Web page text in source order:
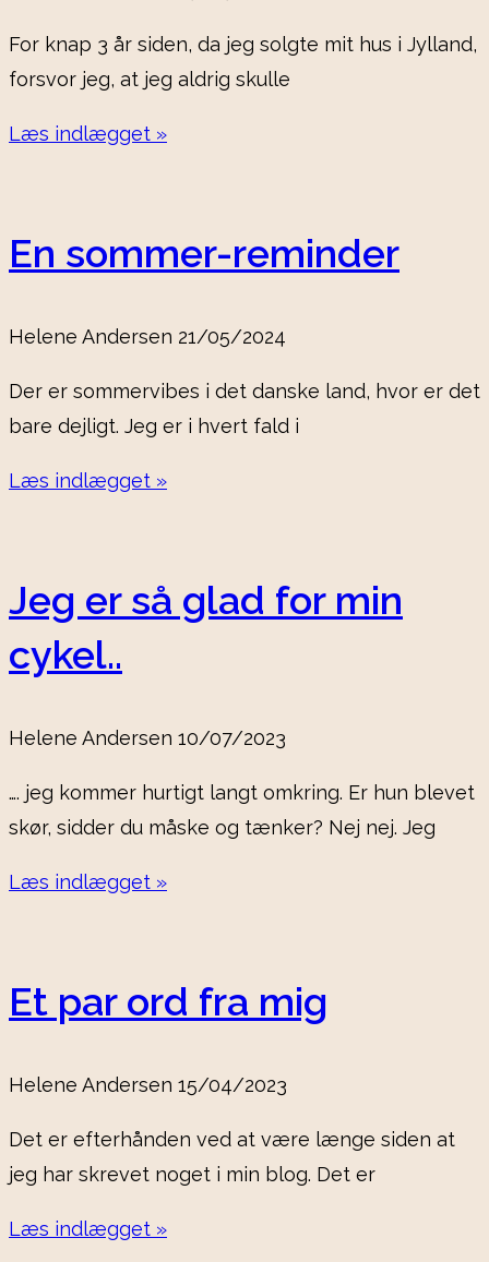
For knap 3 år siden, da jeg solgte mit hus i Jylland,
forsvor jeg, at jeg aldrig skulle
Læs indlægget »
En sommer-reminder
Helene Andersen 21/05/2024
Der er sommervibes i det danske land, hvor er det
bare dejligt. Jeg er i hvert fald i
Læs indlægget »
Jeg er så glad for min
cykel..
Helene Andersen 10/07/2023
…. jeg kommer hurtigt langt omkring. Er hun blevet
skør, sidder du måske og tænker? Nej nej. Jeg
Læs indlægget »
Et par ord fra mig
Helene Andersen 15/04/2023
Det er efterhånden ved at være længe siden at
jeg har skrevet noget i min blog. Det er
Læs indlægget »